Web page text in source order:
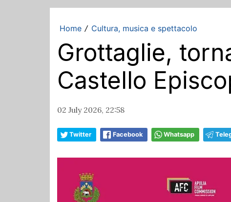
Home / Cultura, musica e spettacolo
Grottaglie,
Castello
02 July 2026, 22:58
Twitter Facebook Whatsapp